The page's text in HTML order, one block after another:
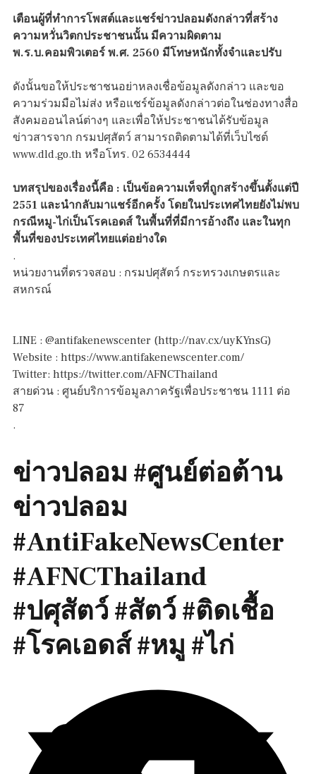
เตือนผู้ที่ทำการโพสต์และแชร์ข่าวปลอมดังกล่าวที่สร้าง
ความหวั่นวิตกประชาชนนั้น มีความผิดตาม
พ.ร.บ.คอมพิวเตอร์ พ.ศ. 2560 มีโทษหนักทั้งจำและปรับ
ดังนั้นขอให้ประชาชนอย่าหลงเชื่อข้อมูลดังกล่าว และขอ
ความร่วมมือไม่ส่ง หรือแชร์ข้อมูลดังกล่าวต่อในช่องทางสื่อ
สังคมออนไลน์ต่างๆ และเพื่อให้ประชาชนได้รับข้อมูล
ข่าวสารจาก กรมปศุสัตว์ สามารถติดตามได้ที่เว็บไซต์
www.dld.go.th หรือโทร. 02 6534444
บทสรุปของเรื่องนี้คือ : เป็นข้อความเท็จที่ถูกสร้างขึ้นตั้งแต่ปี
2551 และนำกลับมาแชร์อีกครั้ง โดยในประเทศไทยยังไม่พบ
กรณีหมู-ไก่เป็นโรคเอดส์ ในพื้นที่ที่มีการอ้างถึง และในทุก
พื้นที่ของประเทศไทยแต่อย่างใด
.
หน่วยงานที่ตรวจสอบ : กรมปศุสัตว์ กระทรวงเกษตรและ
สหกรณ์
LINE : @antifakenewscenter (http://nav.cx/uyKYnsG)
Website : https://www.antifakenewscenter.com/
Twitter: https://twitter.com/AFNCThailand
สายด่วน : ศูนย์บริการข้อมูลภาครัฐเพื่อประชาชน 1111 ต่อ
87
.
ข่าวปลอม #ศูนย์ต่อต้าน
ข่าวปลอม
#AntiFakeNewsCenter
#AFNCThailand
#ปศุสัตว์ #สัตว์ #ติดเชื้อ
#โรคเอดส์ #หมู #ไก่